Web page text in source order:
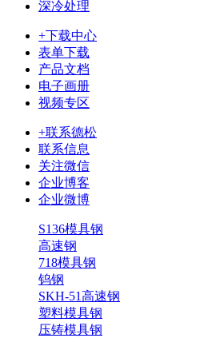
深冷处理
+下载中心
表单下载
产品文档
电子画册
视频专区
+联系德松
联系信息
关注微信
企业博客
企业微博
S136模具钢
高速钢
718模具钢
钨钢
SKH-51高速钢
塑料模具钢
压铸模具钢